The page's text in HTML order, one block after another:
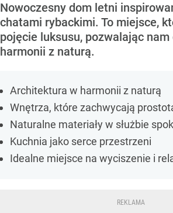
Nowoczesny dom letni
chatami rybackimi. To miejsce,
pojęcie luksusu, pozwalając
harmonii z naturą.
Architektura w harmonii z naturą
Wnętrza, które zachwycają
Naturalne materiały w służbie
Kuchnia jako serce przestrzeni
Idealne miejsce na wyciszenie i